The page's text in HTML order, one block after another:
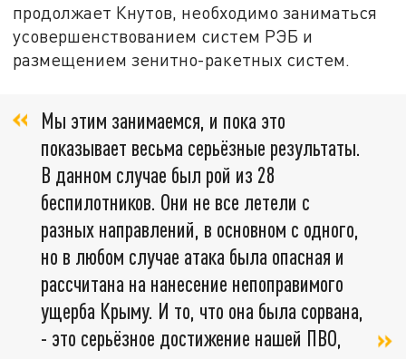
продолжает Кнутов, необходимо заниматься
усовершенствованием систем РЭБ и
размещением зенитно-ракетных систем.
Мы этим занимаемся, и пока это
показывает весьма серьёзные результаты.
В данном случае был рой из 28
беспилотников. Они не все летели с
разных направлений, в основном с одного,
но в любом случае атака была опасная и
рассчитана на нанесение непоправимого
ущерба Крыму. И то, что она была сорвана,
- это серьёзное достижение нашей ПВО,